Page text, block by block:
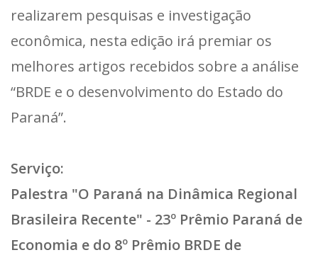
realizarem pesquisas e investigação
econômica, nesta edição irá premiar os
melhores artigos recebidos sobre a análise
“BRDE e o desenvolvimento do Estado do
Paraná”.
Serviço:
Palestra "O Paraná na Dinâmica Regional
Brasileira Recente" - 23º Prêmio Paraná de
Economia e do 8º Prêmio BRDE de